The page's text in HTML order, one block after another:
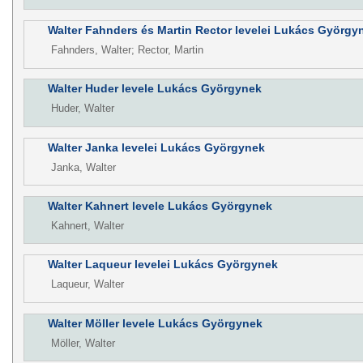
Walter Fahnders és Martin Rector levelei Lukács
Fahnders, Walter; Rector, Martin
Walter Huder levele Lukács Györgynek
Huder, Walter
Walter Janka levelei Lukács Györgynek
Janka, Walter
Walter Kahnert levele Lukács Györgynek
Kahnert, Walter
Walter Laqueur levelei Lukács Györgynek
Laqueur, Walter
Walter Möller levele Lukács Györgynek
Möller, Walter